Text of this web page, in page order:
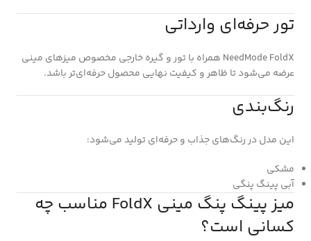
تور حرفه‌ای وارداتی
NeedMode FoldX همراه با تور و گیره خارجی مخصوص میزهای مینی
عرضه می‌شود تا ظاهر و کیفیت نهایی محصول حرفه‌ای‌تر باشد.
رنگ‌بندی
این مدل در رنگ‌های جذاب و حرفه‌ای تولید می‌شود:
مشکی
آبی پینگ پنگی
میز پینگ پنگ مینی FoldX مناسب چه
کسانی است؟